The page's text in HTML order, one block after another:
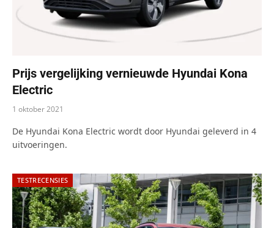
Prijs vergelijking vernieuwde Hyundai Kona
Electric
1 oktober 2021
De Hyundai Kona Electric wordt door Hyundai geleverd in 4
uitvoeringen.
TESTRECENSIES